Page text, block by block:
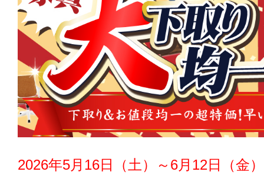
2026年5月16日（土）～6月12日（金